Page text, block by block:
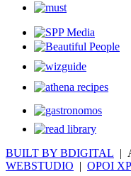
BUILT BY BDIGITAL |
WEBSTUDIO | ΟΡΟΙ